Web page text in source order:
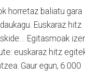
horretaz baliatu gara
Euskaraz hitz
Egitasmoak
euskaraz hitz
Gaur egun, 6.000